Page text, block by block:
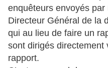
enquêteurs envoyés
Directeur Général de la
qui au lieu de faire un
sont dirigés directement
rapport.